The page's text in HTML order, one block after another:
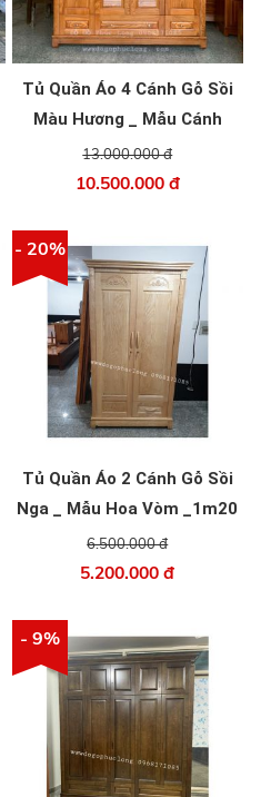
Tủ Quần Áo 4 Cánh Gỗ Sồi
Màu Hương _ Mẫu Cánh
Chớp Giữa 2m
13.000.000 đ
10.500.000 đ
- 20%
Tủ Quần Áo 2 Cánh Gỗ Sồi
Nga _ Mẫu Hoa Vòm _1m20
6.500.000 đ
5.200.000 đ
- 9%